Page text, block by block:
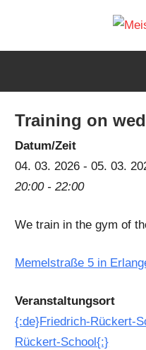
content
fighting
|
Martial
Arts
HEMA
Training on
Datum/Zeit
04. 03. 2026 - 05. 03.
20:00 - 22:00
We train in the gym of
Memelstraße 5 in
Veranstaltungsort
{:de}Friedrich-Rückert-
Rückert-School{:}